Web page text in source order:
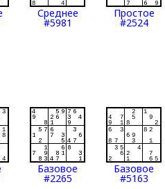
Среднее
#5981
Простое
#2524
Базовое
#2265
Базовое
#5163